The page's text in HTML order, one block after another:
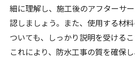
細に理解し、施工後のアフターサ
認しましょう。また、使用する材
ついても、しっかり説明を受けるこ
これにより、防水工事の質を確保